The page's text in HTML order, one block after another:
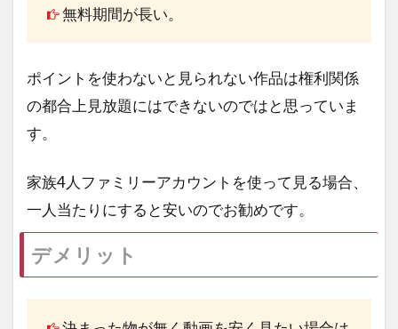
無料期間が長い。
ポイントを使わないと見られない作品は権利関係
の都合上見放題にはできないのではと思っていま
す。
家族4人ファミリーアカウントを使って見る場合、
一人当たりにすると安いのでお勧めです。
デメリット